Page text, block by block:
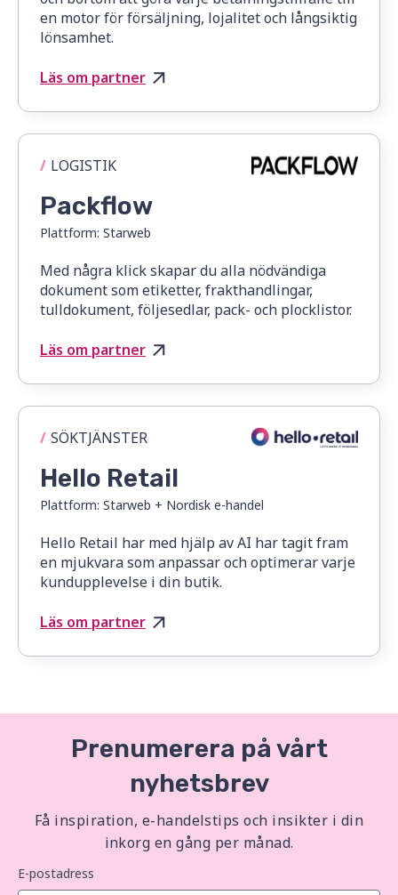
en motor för försäljning, lojalitet och långsiktig
lönsamhet.
Läs om partner
/ LOGISTIK
Packflow
Plattform: Starweb
Med några klick skapar du alla nödvändiga
dokument som etiketter, frakthandlingar,
tulldokument, följesedlar, pack- och plocklistor.
Läs om partner
/ SÖKTJÄNSTER
Hello Retail
Plattform: Starweb + Nordisk e-handel
Hello Retail har med hjälp av AI har tagit fram
en mjukvara som anpassar och optimerar varje
kundupplevelse i din butik.
Läs om partner
Prenumerera på vårt
nyhetsbrev
Få inspiration, e-handelstips och insikter i din
inkorg en gång per månad.
E-postadress